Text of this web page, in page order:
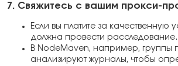
7. Свяжитесь с вашим прокси-
Если вы платите за качественную
должна провести расследование.
В NodeMaven, например, группы
анализируют журналы, чтобы